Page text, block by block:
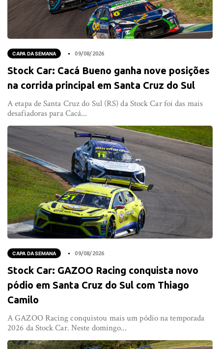
CAPA DA SEMANA 09/08/2026
Stock Car: Cacá Bueno ganha nove posições
na corrida principal em Santa Cruz do Sul
A etapa de Santa Cruz do Sul (RS) da Stock Car foi das mais
desafiadoras para Cacá...
CAPA DA SEMANA 09/08/2026
Stock Car: GAZOO Racing conquista novo
pódio em Santa Cruz do Sul com Thiago
Camilo
A GAZOO Racing conquistou mais um pódio na temporada
2026 da Stock Car. Neste domingo...